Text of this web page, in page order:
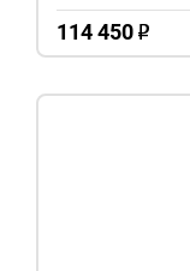
114 450 o